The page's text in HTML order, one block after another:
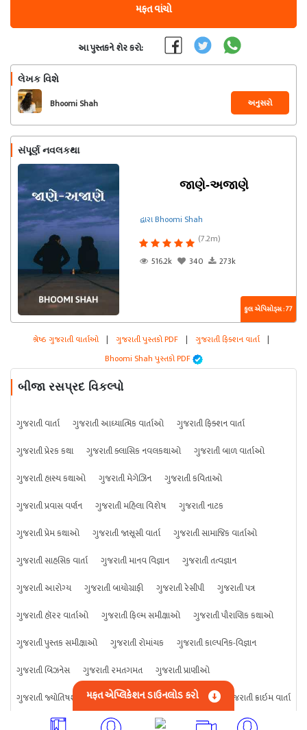
મફત વાંચો
આ પુસ્તકને શેર કરો:
લેખક વિશે
Bhoomi Shah અનુસરો
સંપૂર્ણ નવલકથા
જાણે-અજાણે
દ્વારા Bhoomi Shah
(7.2m)
516.2k
340 273k
કુલ એપિસોડ્સ : 77
શ્રેષ્ઠ ગુજરાતી વાર્તાઓ | ગુજરાતી પુસ્તકો PDF | ગુજરાતી ફિક્શન વાર્તા |
Bhoomi Shah પુસ્તકો PDF
બીજા રસપ્રદ વિકલ્પો
ગુજરાતી વાર્તા ગુજરાતી આધ્યાત્મિક વાર્તાઓ
ગુજરાતી ફિક્શન વાર્તા
ગુજરાતી પ્રેરક કથા
ગુજરાતી ક્લાસિક નવલકથાઓ
ગુજરાતી બાળ વાર્તાઓ
ગુજરાતી હાસ્ય કથાઓ
ગુજરાતી મેગેઝિન
ગુજરાતી કવિતાઓ
ગુજરાતી પ્રવાસ વર્ણન
ગુજરાતી મહિલા વિશેષ
ગુજરાતી નાટક
ગુજરાતી પ્રેમ કથાઓ
ગુજરાતી જાસૂસી વાર્તા
ગુજરાતી સામાજિક વાર્તાઓ
ગુજરાતી સાહસિક વાર્તા
ગુજરાતી માનવ વિજ્ઞાન
ગુજરાતી તત્વજ્ઞાન
ગુજરાતી આરોગ્ય
ગુજરાતી બાયોગ્રાફી ગુજરાતી રેસીપી
ગુજરાતી પત્ર
ગુજરાતી હૉરર વાર્તાઓ
ગુજરાતી ફિલ્મ સમીક્ષાઓ
ગુજરાતી પૌરાણિક કથાઓ
ગુજરાતી પુસ્તક સમીક્ષાઓ
ગુજરાતી રોમાંચક
ગુજરાતી કાલ્પનિક-વિજ્ઞાન
ગુજરાતી બિઝનેસ
ગુજરાતી રમતગમત
ગુજરાતી પ્રાણીઓ
ગુજરાતી જ્યોતિષશાસ્ત્ર
ગુજરાતી વિજ્ઞાન ગુજરાતી કંઈપણ ગુજરાતી ક્રાઇમ વાર્તા
મફત એપ્લિકેશન ડાઉનલોડ કરો